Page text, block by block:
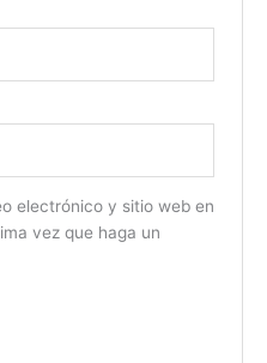
electrónico y sitio web en
vez que haga un